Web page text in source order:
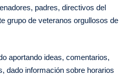
padres, directivos del
grupo de veteranos orgullosos de
aportando ideas, comentarios,
dado información sobre horarios